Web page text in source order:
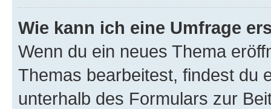
Wie kann ich eine Umfrage
Wenn du ein neues Thema
Themas bearbeitest, findest du
unterhalb des Formulars zur